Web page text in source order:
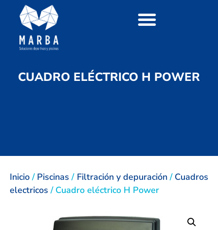
CUADRO ELÉCTRICO H POWER
Inicio/ Piscinas / Filtración y depuración/ Cuadros
electricos / Cuadro eléctrico H Power